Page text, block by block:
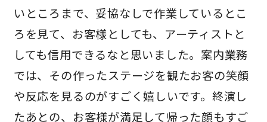
いところまで、妥協なしで作業しているとこ
ろを見て、お客様としても、アーティストと
しても信用できるなと思いました。案内業務
では、その作ったステージを観たお客の笑顔
や反応を見るのがすごく嬉しいです。終演し
たあとの、お客様が満足して帰った顔もすご